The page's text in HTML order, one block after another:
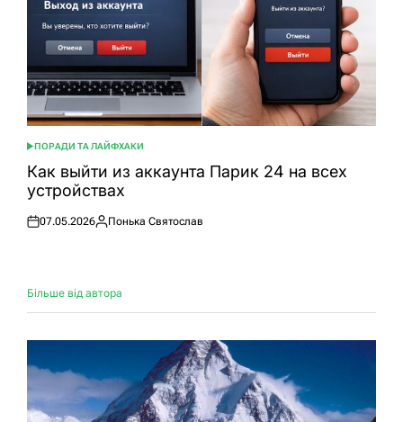
ОПУБЛІКУВАТИ
У
ПОРАДИ ТА ЛАЙФХАКИ
Как выйти из аккаунта Парик 24 на всех
устройствах
Оприлюднено
07.05.2026
Опубліковано
Понька Святослав
Більше від автора